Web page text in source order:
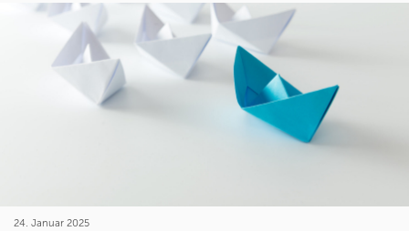
24. Januar 2025